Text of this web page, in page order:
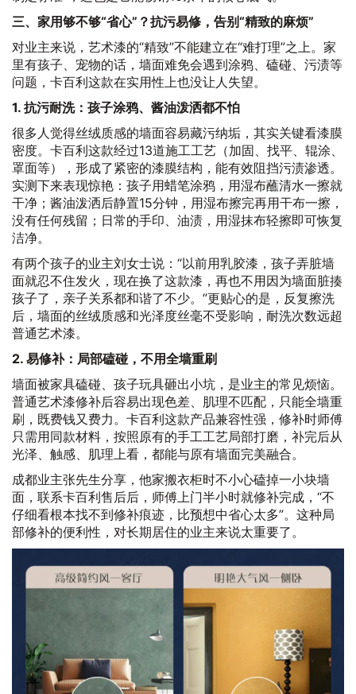
三、家用够不够“省心”？抗污易修，告别“精致的麻烦”
对业主来说，艺术漆的“精致”不能建立在“难打理”之上。家
里有孩子、宠物的话，墙面难免会遇到涂鸦、磕碰、污渍等
问题，卡百利这款在实用性上也没让人失望。
1. 抗污耐洗：孩子涂鸦、酱油泼洒都不怕
很多人觉得丝绒质感的墙面容易藏污纳垢，其实关键看漆膜
密度。卡百利这款经过13道施工工艺（加固、找平、辊涂、
罩面等），形成了紧密的漆膜结构，能有效阻挡污渍渗透。
实测下来表现惊艳：孩子用蜡笔涂鸦，用湿布蘸清水一擦就
干净；酱油泼洒后静置15分钟，用湿布擦完再用干布一擦，
没有任何残留；日常的手印、油渍，用湿抹布轻擦即可恢复
洁净。
有两个孩子的业主刘女士说：“以前用乳胶漆，孩子弄脏墙
面就忍不住发火，现在换了这款漆，再也不用因为墙面脏揍
孩子了，亲子关系都和谐了不少。”更贴心的是，反复擦洗
后，墙面的丝绒质感和光泽度丝毫不受影响，耐洗次数远超
普通艺术漆。
2. 易修补：局部磕碰，不用全墙重刷
墙面被家具磕碰、孩子玩具砸出小坑，是业主的常见烦恼。
普通艺术漆修补后容易出现色差、肌理不匹配，只能全墙重
刷，既费钱又费力。卡百利这款产品兼容性强，修补时师傅
只需用同款材料，按照原有的手工工艺局部打磨，补完后从
光泽、触感、肌理上看，都能与原有墙面完美融合。
成都业主张先生分享，他家搬衣柜时不小心磕掉一小块墙
面，联系卡百利售后后，师傅上门半小时就修补完成，“不
仔细看根本找不到修补痕迹，比预想中省心太多”。这种局
部修补的便利性，对长期居住的业主来说太重要了。